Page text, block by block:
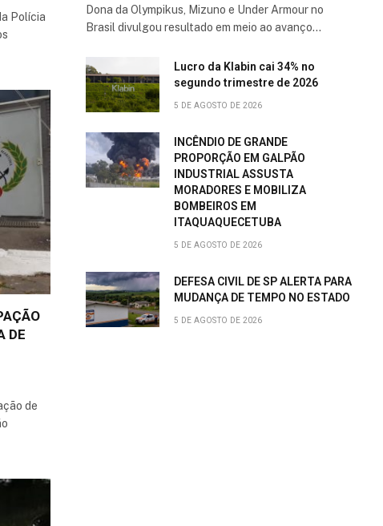
Polícia
DE
de
Dona da Olympikus, Mizuno e Under Armour no
Brasil divulgou resultado em meio ao avanço…
Lucro da Klabin cai 34% no
segundo trimestre de 2026
5 DE AGOSTO DE 2026
INCÊNDIO DE GRANDE
PROPORÇÃO EM GALPÃO
INDUSTRIAL ASSUSTA
MORADORES E MOBILIZA
BOMBEIROS EM
ITAQUAQUECETUBA
5 DE AGOSTO DE 2026
DEFESA CIVIL DE SP ALERTA PARA
MUDANÇA DE TEMPO NO ESTADO
5 DE AGOSTO DE 2026